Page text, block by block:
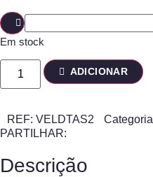
Em stock
ADICIONAR
REF: VELDTAS2 Categoria
PARTILHAR:
Descrição